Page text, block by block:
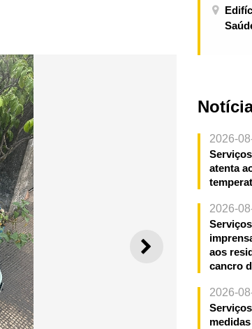
SEGUINTE
2026-
atenta
2026-
aos
cancro
2026-